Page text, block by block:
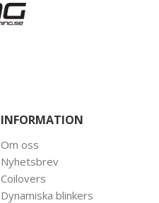
INFORMATION
Om oss
Nyhetsbrev
Coilovers
Dynamiska blinkers